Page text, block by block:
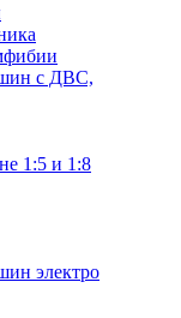
с ДВС,
1:5 и 1:8
электро